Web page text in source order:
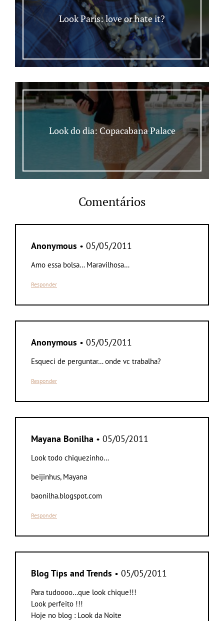
Look Paris: love or hate it?
Look do dia: Copacabana Palace
Comentários
Anonymous • 05/05/2011
Amo essa bolsa… Maravilhosa…
Responder
Anonymous • 05/05/2011
Esqueci de perguntar… onde vc trabalha?
Responder
Mayana Bonilha • 05/05/2011
Look todo chiquezinho…
beijinhus, Mayana
baonilha.blogspot.com
Responder
Blog Tips and Trends • 05/05/2011
Para tudoooo…que look chique!!!
Look perfeito !!!
Hoje no blog : Look da Noite